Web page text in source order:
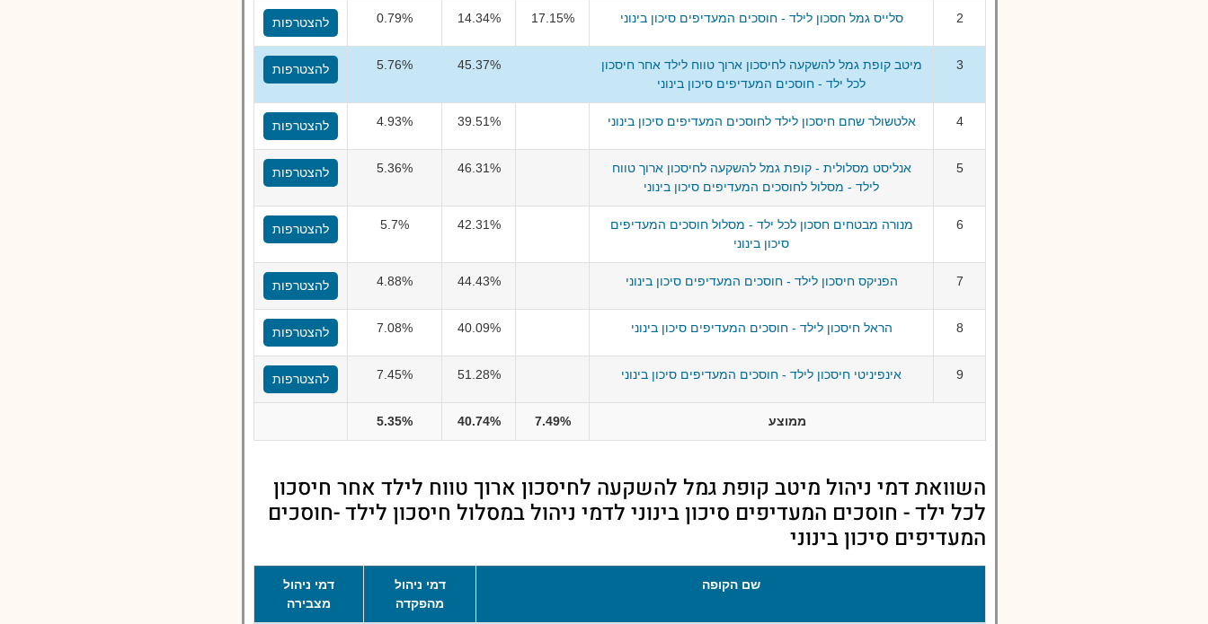
2 סלייס גמל חסכון לילד - חוסכים המעדיפים סיכון בינוני 17.15%
14.34%
0.79% להצטרפות
3
מיטב קופת גמל להשקעה לחיסכון ארוך טווח לילד אחר חיסכון
לכל ילד - חוסכים המעדיפים סיכון בינוני
45.37%
5.76% להצטרפות
4 אלטשולר שחם חיסכון לילד לחוסכים המעדיפים סיכון בינוני 39.51%
4.93% להצטרפות
5
אנליסט מסלולית - קופת גמל להשקעה לחיסכון ארוך טווח
לילד - מסלול לחוסכים המעדיפים סיכון בינוני
46.31%
5.36% להצטרפות
6
מנורה מבטחים חסכון לכל ילד - מסלול חוסכים המעדיפים
סיכון בינוני
42.31%
5.7% להצטרפות
7 הפניקס חיסכון לילד - חוסכים המעדיפים סיכון בינוני 44.43%
4.88% להצטרפות
8 הראל חיסכון לילד - חוסכים המעדיפים סיכון בינוני 40.09%
7.08% להצטרפות
9 אינפיניטי חיסכון לילד - חוסכים המעדיפים סיכון בינוני 51.28%
7.45% להצטרפות
ממוצע 7.49%
40.74%
5.35%
השוואת דמי ניהול מיטב קופת גמל להשקעה לחיסכון ארוך טווח לילד אחר חיסכון
לכל ילד - חוסכים המעדיפים סיכון בינוני לדמי ניהול במסלול חיסכון לילד -חוסכים
המעדיפים סיכון בינוני
שם הקופה
דמי ניהול
מהפקדה
דמי ניהול
מצבירה